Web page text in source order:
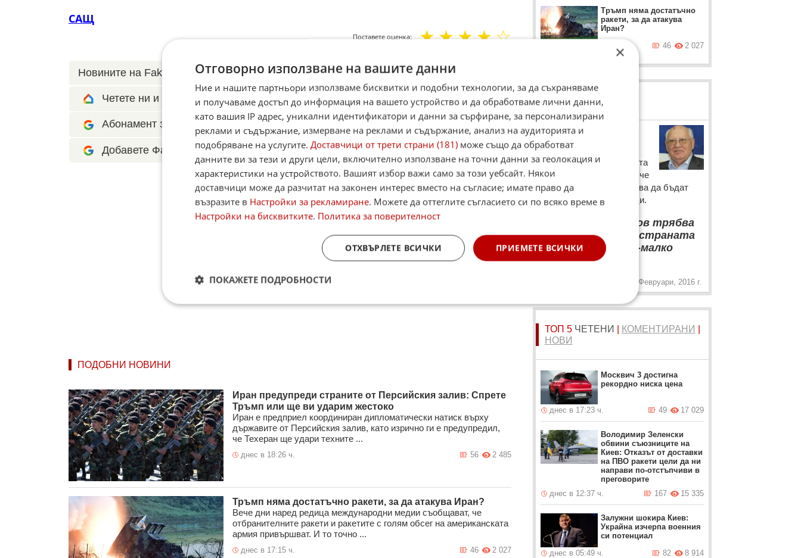
САЩ
Поставете оценка: ☆
☆
☆
☆
☆
Новините на Fakti.bg – във Facebook, Instagram,YouTube ,канал Viber,X
Четете ни и в Google News Showcase
Абонамент за Факти.БГ в Google Alerts
Добавете Факти.БГ като предпочитан източник в Google
ПОДОБНИ НОВИНИ
Иран предупреди страните от Персийския залив: Спрете
Тръмп или ще ви ударим жестоко
Иран е предприел координиран дипломатически натиск върху
държавите от Персийския залив, като изрично ги е предупредил,
че Техеран ще удари техните ...
днес в 18:26 ч. 2 485
56
Тръмп няма достатъчно ракети, за да атакува Иран?
Вече дни наред редица международни медии съобщават, че
отбранителните ракети и ракетите с голям обсег на американската
армия привършват. И то точно ...
днес в 17:15 ч. 2 027
46
Тръмп няма достатъчно
ракети, за да атакува
Иран?
2 027
46
ЛОВЦИ НА БИСЕРИ
Михаил Горбачов
Бившият президент на
СССР отговаря на Никита
Михалков, който заяви, че
той и Борис Елцин трябва да бъдат
признати за престъпници.
Никита Михалков трябва
да се успокои, а в страната
трябва да има по-малко
луди" „
19 Февруари, 2016 г.
ТОП 5 ЧЕТЕНИ КОМЕНТИРАНИ
НОВИ
Москвич 3 достигна
рекордно ниска цена
днес в 17:23 ч. 17 029
49
Володимир Зеленски
обвини съюзниците на
Киев: Отказът от доставки
на ПВО ракети цели да ни
направи по-отстъпчиви в
преговорите
днес в 12:37 ч.
15 335
167
Залужни шокира Киев:
Украйна изчерпа военния
си потенциал
днес в 05:49 ч.
8 914
82
×
Отговорно използване на вашите данни
Ние и нашите партньори използваме бисквитки и подобни технологии, за да съхраняваме
и получаваме достъп до информация на вашето устройство и да обработваме лични данни,
като вашия IP адрес, уникални идентификатори и данни за сърфиране, за персонализирани
реклами и съдържание, измерване на реклами и съдържание, анализ на аудиторията и
подобряване на услугите. Доставчици от трети страни (181) може също да обработват
данните ви за тези и други цели, включително използване на точни данни за геолокация и
характеристики на устройството. Вашият избор важи само за този уебсайт. Някои
доставчици може да разчитат на законен интерес вместо на съгласие; имате право да
възразите в Настройки за рекламиране. Можете да оттеглите съгласието си по всяко време в
Настройки на бисквитките. Политика за поверителност
ПРИЕМЕТЕ ВСИЧКИ
ОТХВЪРЛЕТЕ ВСИЧКИ
ПОКАЖЕТЕ ПОДРОБНОСТИ